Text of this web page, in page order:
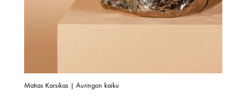
Matias Karsikas | Auringon kaiku